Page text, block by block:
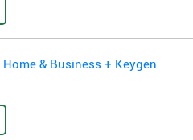
& Business + Keygen